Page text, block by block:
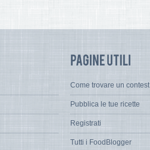
Come trovare un contest
Pubblica le tue ricette
Registrati
Tutti i FoodBlogger